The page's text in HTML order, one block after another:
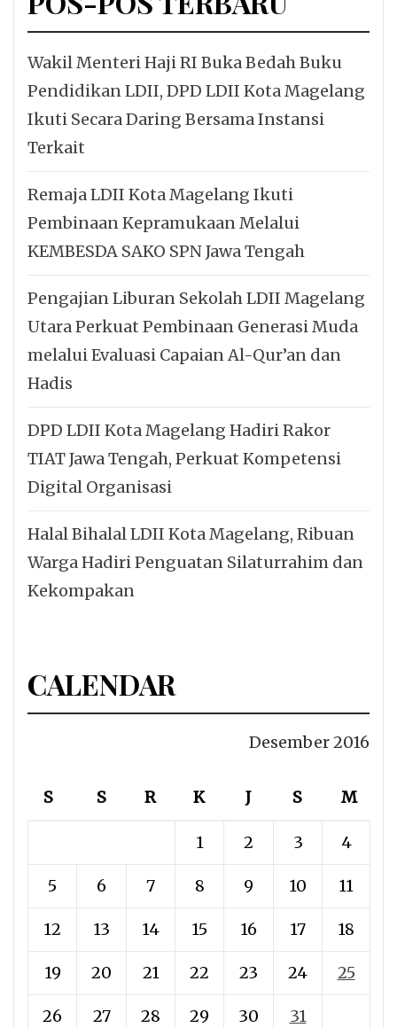
Wakil Menteri Haji RI Buka Bedah Buku
Pendidikan LDII, DPD LDII Kota Magelang
Ikuti Secara Daring Bersama Instansi
Terkait
Remaja LDII Kota Magelang Ikuti
Pembinaan Kepramukaan Melalui
KEMBESDA SAKO SPN Jawa Tengah
Pengajian Liburan Sekolah LDII Magelang
Utara Perkuat Pembinaan Generasi Muda
melalui Evaluasi Capaian Al-Qur’an dan
Hadis
DPD LDII Kota Magelang Hadiri Rakor
TIAT Jawa Tengah, Perkuat Kompetensi
Digital Organisasi
Halal Bihalal LDII Kota Magelang, Ribuan
Warga Hadiri Penguatan Silaturrahim dan
Kekompakan
CALENDAR
Desember 2016
S S R K J S M
1 2 3 4
5 6 7 8 9 10 11
12 13 14 15 16 17 18
19 20 21 22 23 24 25
26 27 28 29 30
31